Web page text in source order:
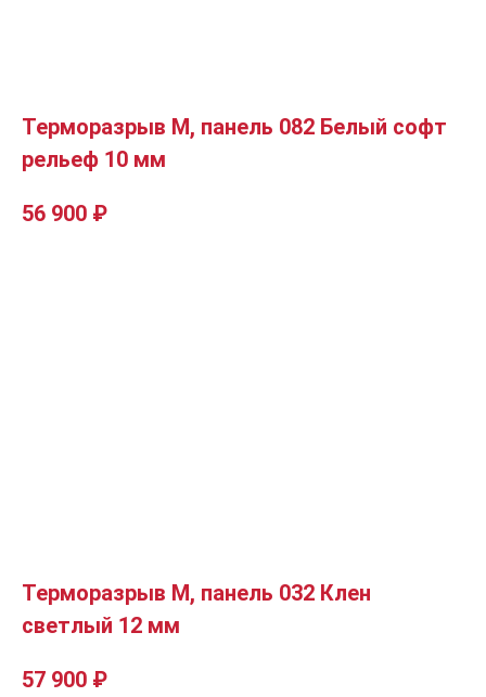
Терморазрыв М, панель 082 Белый софт
рельеф 10 мм
56 900 ₽
Терморазрыв М, панель 032 Клен
светлый 12 мм
57 900 ₽